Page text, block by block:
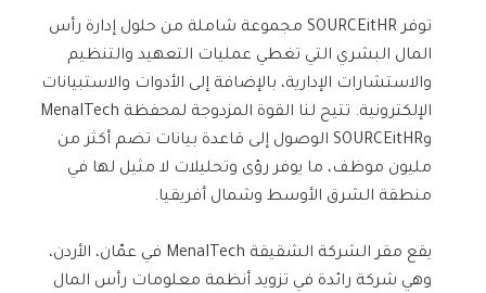
توفر SOURCEitHR مجموعة شاملة من حلول إدارة رأس
المال البشري التي تغطي عمليات التعهيد والتنظيم
والاستشارات الإدارية، بالإضافة إلى الأدوات والاستبيانات
الإلكترونية. تتيح لنا القوة المزدوجة لمحفظة MenaITech
وSOURCEitHR الوصول إلى قاعدة بيانات تضم أكثر من
مليون موظف، ما يوفر رؤى وتحليلات لا مثيل لها في
منطقة الشرق الأوسط وشمال أفريقيا.
يقع مقر الشركة الشقيقة MenaITech في عمّان، الأردن،
وهي شركة رائدة في تزويد أنظمة معلومات رأس المال